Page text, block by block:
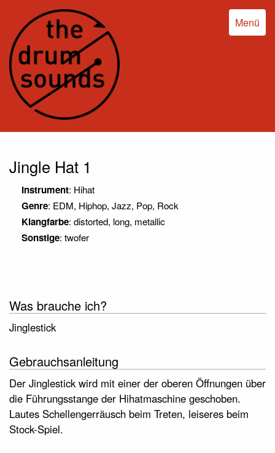
Menü
Jingle Hat 1
Instrument: Hihat
Genre: EDM, Hiphop, Jazz, Pop, Rock
Klangfarbe: distorted, long, metallic
Sonstige: twofer
Was brauche ich?
Jinglestick
Gebrauchsanleitung
Der Jinglestick wird mit einer der oberen Öffnungen über
die Führungsstange der Hihatmaschine geschoben.
Lautes Schellengerräusch beim Treten, leiseres beim
Stock-Spiel.